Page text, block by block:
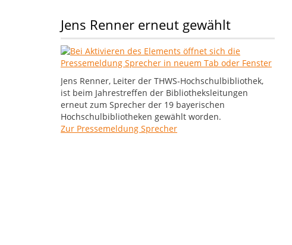
Jens Renner erneut gewählt
Jens Renner, Leiter der THWS-Hochschulbibliothek,
ist beim Jahrestreffen der Bibliotheksleitungen
erneut zum Sprecher der 19 bayerischen
Hochschulbibliotheken gewählt worden.
Zur Pressemeldung Sprecher